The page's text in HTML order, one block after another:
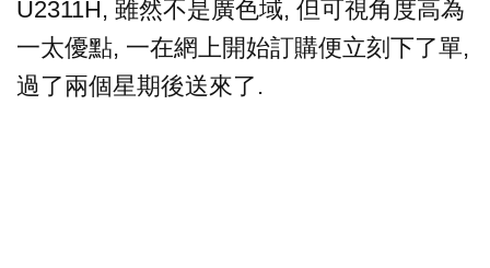
U2311H, 雖然不是廣色域, 但可視角度高為
一太優點, 一在網上開始訂購便立刻下了單,
過了兩個星期後送來了.